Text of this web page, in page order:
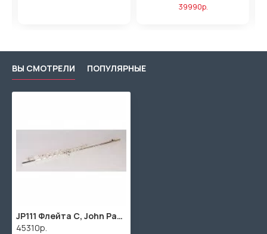
39990р.
ВЫ СМОТРЕЛИ ПОПУЛЯРНЫЕ
JP111 Флейта С, John Packer
45310р.